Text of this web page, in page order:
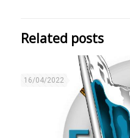
Related posts
16/04/2022